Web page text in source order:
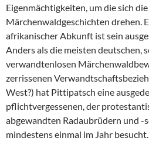
Eigenmächtigkeiten, um die sich
Märchenwaldgeschichten drehen.
afrikanischer Abkunft ist sein
Anders als die meisten deutschen,
verwandtenlosen
zerrissenen
West?) hat Pittipatsch eine
pflichtvergessenen, der
abgewandten Radaubrüdern und -
mindestens einmal im Jahr besucht.